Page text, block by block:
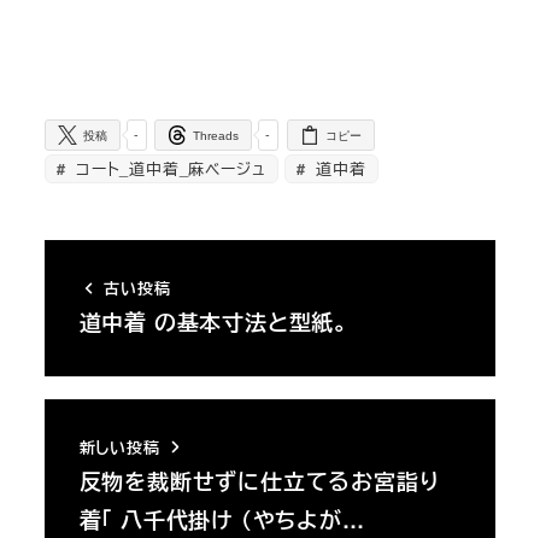
-
投稿 -
Threads コピー
コート_道中着_麻ベージュ 道中着
古い投稿
道中着 の基本寸法と型紙。
新しい投稿
反物を裁断せずに仕立てるお宮詣り
着「 八千代掛け （やちよが…